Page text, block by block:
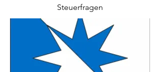
Steuerfragen